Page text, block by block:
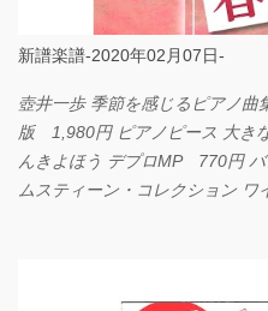
新譜楽譜-2020年02月07日-
壺井一歩 季節を感じるピアノ曲
版 1,980円 ピアノピース 大き
んきよほう デプロMP 770円
ムスティーン・コレクション